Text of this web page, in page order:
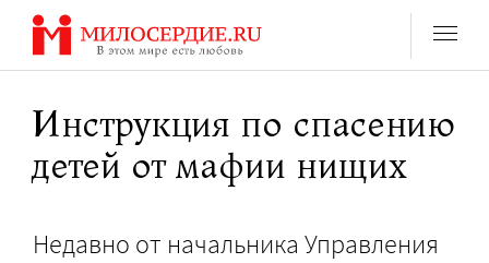
Перейти
содержанию
Инструкция по спасению
детей от мафии нищих
Недавно от начальника Управления